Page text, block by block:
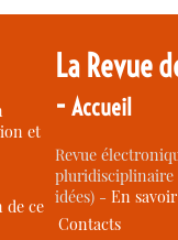
et
de ce
La Revue
-Accueil
Revue
idées) -En
Contacts